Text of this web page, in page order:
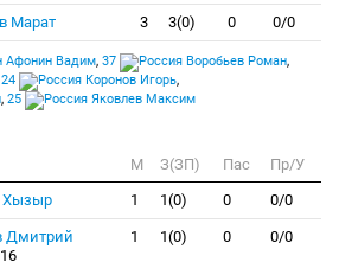
Марат 3 3(0) 0 0/0
Афонин Вадим, 37 Воробьев Роман,
24 Коронов Игорь,
, 25 Яковлев Максим
M З(ЗП) Пас
Пр/У
Хызыр 1 1(0) 0 0/0
Дмитрий
1 1(0) 0 0/0